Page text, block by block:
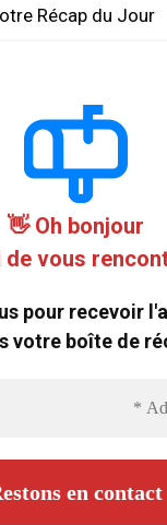
Récap du Jour
Oh bonjour 👋
de vous
pour recevoir
votre boîte de